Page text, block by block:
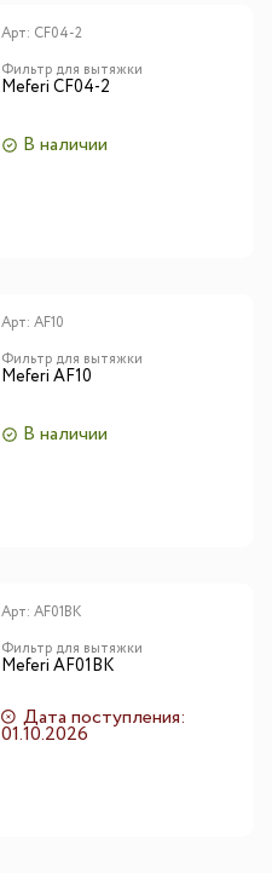
Арт: CF04-2
Фильтр для вытяжки
Meferi CF04-2
В наличии
Арт: AF10
Фильтр для вытяжки
Meferi AF10
В наличии
Арт: AF01BK
Фильтр для вытяжки
Meferi AF01BK
Дата поступления:
01.10.2026